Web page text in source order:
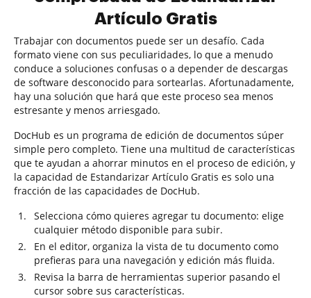
Artículo Gratis
Trabajar con documentos puede ser un desafío. Cada
formato viene con sus peculiaridades, lo que a menudo
conduce a soluciones confusas o a depender de descargas
de software desconocido para sortearlas. Afortunadamente,
hay una solución que hará que este proceso sea menos
estresante y menos arriesgado.
DocHub es un programa de edición de documentos súper
simple pero completo. Tiene una multitud de características
que te ayudan a ahorrar minutos en el proceso de edición, y
la capacidad de Estandarizar Artículo Gratis es solo una
fracción de las capacidades de DocHub.
Selecciona cómo quieres agregar tu documento: elige
cualquier método disponible para subir.
En el editor, organiza la vista de tu documento como
prefieras para una navegación y edición más fluida.
Revisa la barra de herramientas superior pasando el
cursor sobre sus características.